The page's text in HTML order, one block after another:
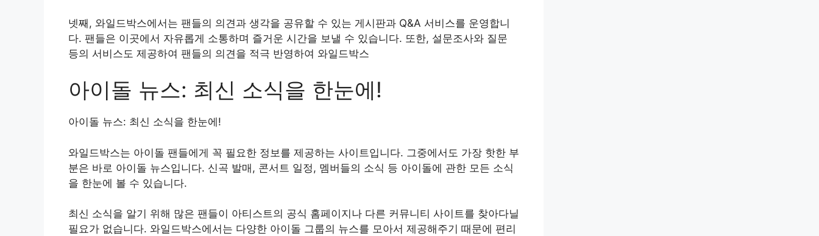
넷째, 와일드박스에서는 팬들의 의견과 생각을 공유할 수 있는 게시판과 Q&A 서비스를 운영합니
다. 팬들은 이곳에서 자유롭게 소통하며 즐거운 시간을 보낼 수 있습니다. 또한, 설문조사와 질문
등의 서비스도 제공하여 팬들의 의견을 적극 반영하여 와일드박스
아이돌 뉴스: 최신 소식을 한눈에!
아이돌 뉴스: 최신 소식을 한눈에!
와일드박스는 아이돌 팬들에게 꼭 필요한 정보를 제공하는 사이트입니다. 그중에서도 가장 핫한 부
분은 바로 아이돌 뉴스입니다. 신곡 발매, 콘서트 일정, 멤버들의 소식 등 아이돌에 관한 모든 소식
을 한눈에 볼 수 있습니다.
최신 소식을 알기 위해 많은 팬들이 아티스트의 공식 홈페이지나 다른 커뮤니티 사이트를 찾아다닐
필요가 없습니다. 와일드박스에서는 다양한 아이돌 그룹의 뉴스를 모아서 제공해주기 때문에 편리